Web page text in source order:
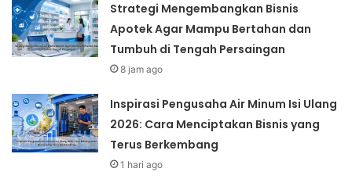
Strategi Mengembangkan Bisnis
Apotek Agar Mampu Bertahan dan
Tumbuh di Tengah Persaingan
8 jam ago
Inspirasi Pengusaha Air Minum Isi Ulang
2026: Cara Menciptakan Bisnis yang
Terus Berkembang
1 hari ago